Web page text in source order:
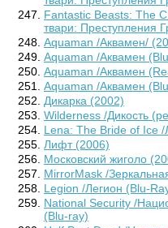
Fantastic Beasts: The
твари: Преступления
Aquaman /Аквамен/
Aquaman /Аквамен
Aquaman /Аквамен
Aquaman /Аквамен
Дикарка (2002)
Wilderness /Дикость
Lena: The Bride of Ice
Лифт (2006)
Московский жиголо
MirrorMask /
Legion /Легион (Blu-
National Security /
(Blu-ray)